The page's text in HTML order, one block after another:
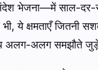
भेजना—में साल-दर-
भी, ये क्षमताएँ जितनी
अलग-अलग समझौते